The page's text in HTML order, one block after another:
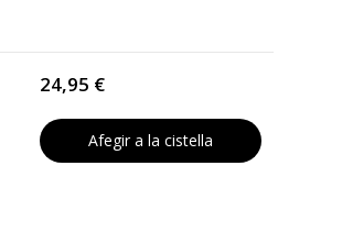
24,95 €
Afegir a la cistella